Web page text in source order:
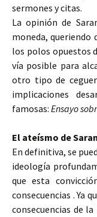
sermones y citas.
La opinión de
moneda, queriendo
los polos opuestos
vía posible para
otro tipo de
implicaciones
famosas: Ensayo
El ateísmo de
En definitiva, se
ideología
que esta
consecuencias . Ya
consecuencias de